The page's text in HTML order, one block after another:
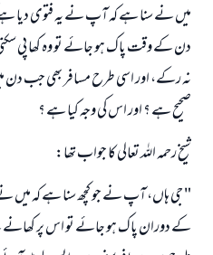
ميں نے سنا ہے كہ آپ نے يہ فتوى
دن كے وقت پاك ہو جائے تو وہ كھا پى
نہ ركے، اور اسى طرح مسافر بھى جب دن
صحيح ہے ؟ اور اس كى وجہ كيا ہے ؟
شيخ رحمہ اللہ تعالى كا جواب تھا:
" جى ہاں، آپ نے جو كچھ سنا ہے كہ
كے دوران پاك ہو جائے تو اس پر كھانے